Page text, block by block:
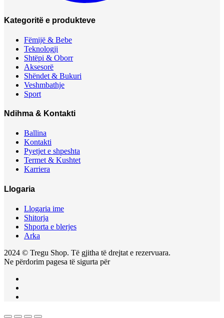
Kategoritë e produkteve
Fëmijë & Bebe
Teknologji
Shtëpi & Oborr
Aksesorë
Shëndet & Bukuri
Veshmbathje
Sport
Ndihma & Kontakti
Ballina
Kontakti
Pyetjet e shpeshta
Termet & Kushtet
Karriera
Llogaria
Llogaria ime
Shitorja
Shporta e blerjes
Arka
2024 © Tregu Shop. Të gjitha të drejtat e rezervuara.
Ne përdorim pagesa të sigurta për